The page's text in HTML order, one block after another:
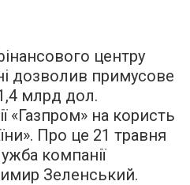
центру
дозволив примусове
млрд дол.
«Газпром» на користь
Про це 21 травня
компанії
Зеленський.